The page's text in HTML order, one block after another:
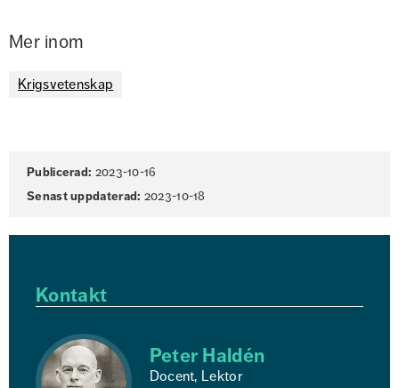
Mer inom
Krigsvetenskap
Publicerad: 2023-10-16
Senast uppdaterad: 2023-10-18
Kontakt
Peter Haldén
Docent, Lektor